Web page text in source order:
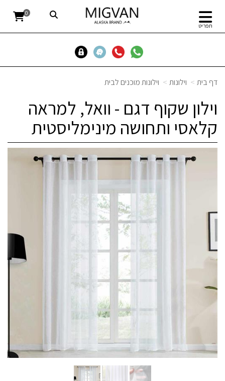
תפריט
0
דף בית וילונות וילונות מוכנים לבית
וילון שקוף דגם - וואל, למראה
קלאסי ותחושה מינימליסטית